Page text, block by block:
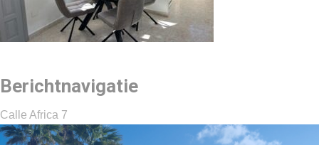
Berichtnavigatie
Calle Africa 7